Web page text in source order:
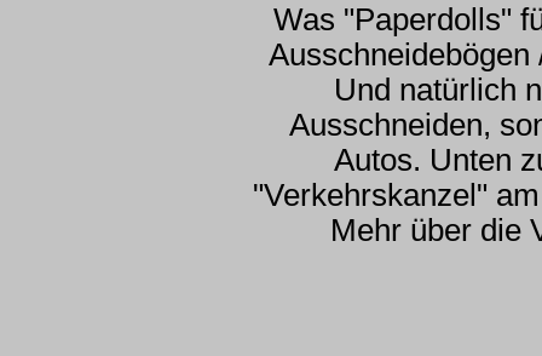
Was "Paperdolls"
Ausschneidebögen
Und natürlich
Ausschneiden,
Autos. Unten
"Verkehrskanzel"
Mehr über die